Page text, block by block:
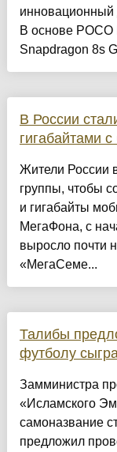
инновационный
В основе
Snapdragon 8s
В России
гигабайтами
Жители России
группы, чтобы
и гигабайты
МегаФона, с
выросло почти
«МегаСеме...
Талибы
футболу
Замминистра
«Исламского
самоназвание
предложил